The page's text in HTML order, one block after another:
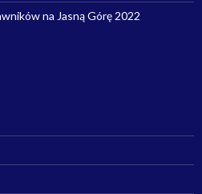
na Jasną Górę 2022